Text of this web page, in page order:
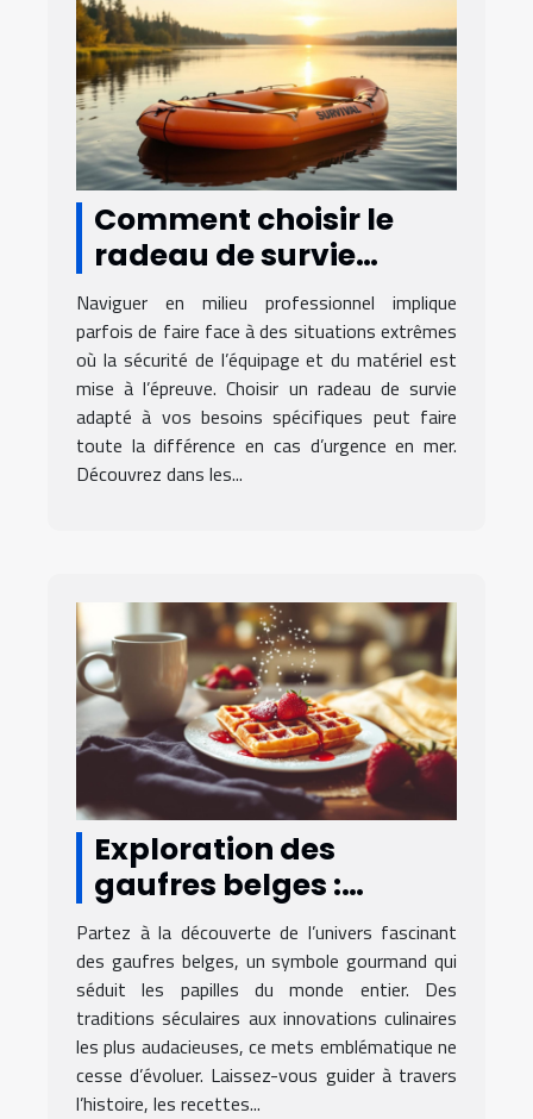
Comment choisir le
radeau de survie
adapté à vos besoins
professionnels ?
Naviguer en milieu professionnel implique
parfois de faire face à des situations extrêmes
où la sécurité de l’équipage et du matériel est
mise à l’épreuve. Choisir un radeau de survie
adapté à vos besoins spécifiques peut faire
toute la différence en cas d’urgence en mer.
Découvrez dans les...
Exploration des
gaufres belges :
traditions et
innovations culinaires
Partez à la découverte de l’univers fascinant
des gaufres belges, un symbole gourmand qui
séduit les papilles du monde entier. Des
traditions séculaires aux innovations culinaires
les plus audacieuses, ce mets emblématique ne
cesse d’évoluer. Laissez-vous guider à travers
l’histoire, les recettes...